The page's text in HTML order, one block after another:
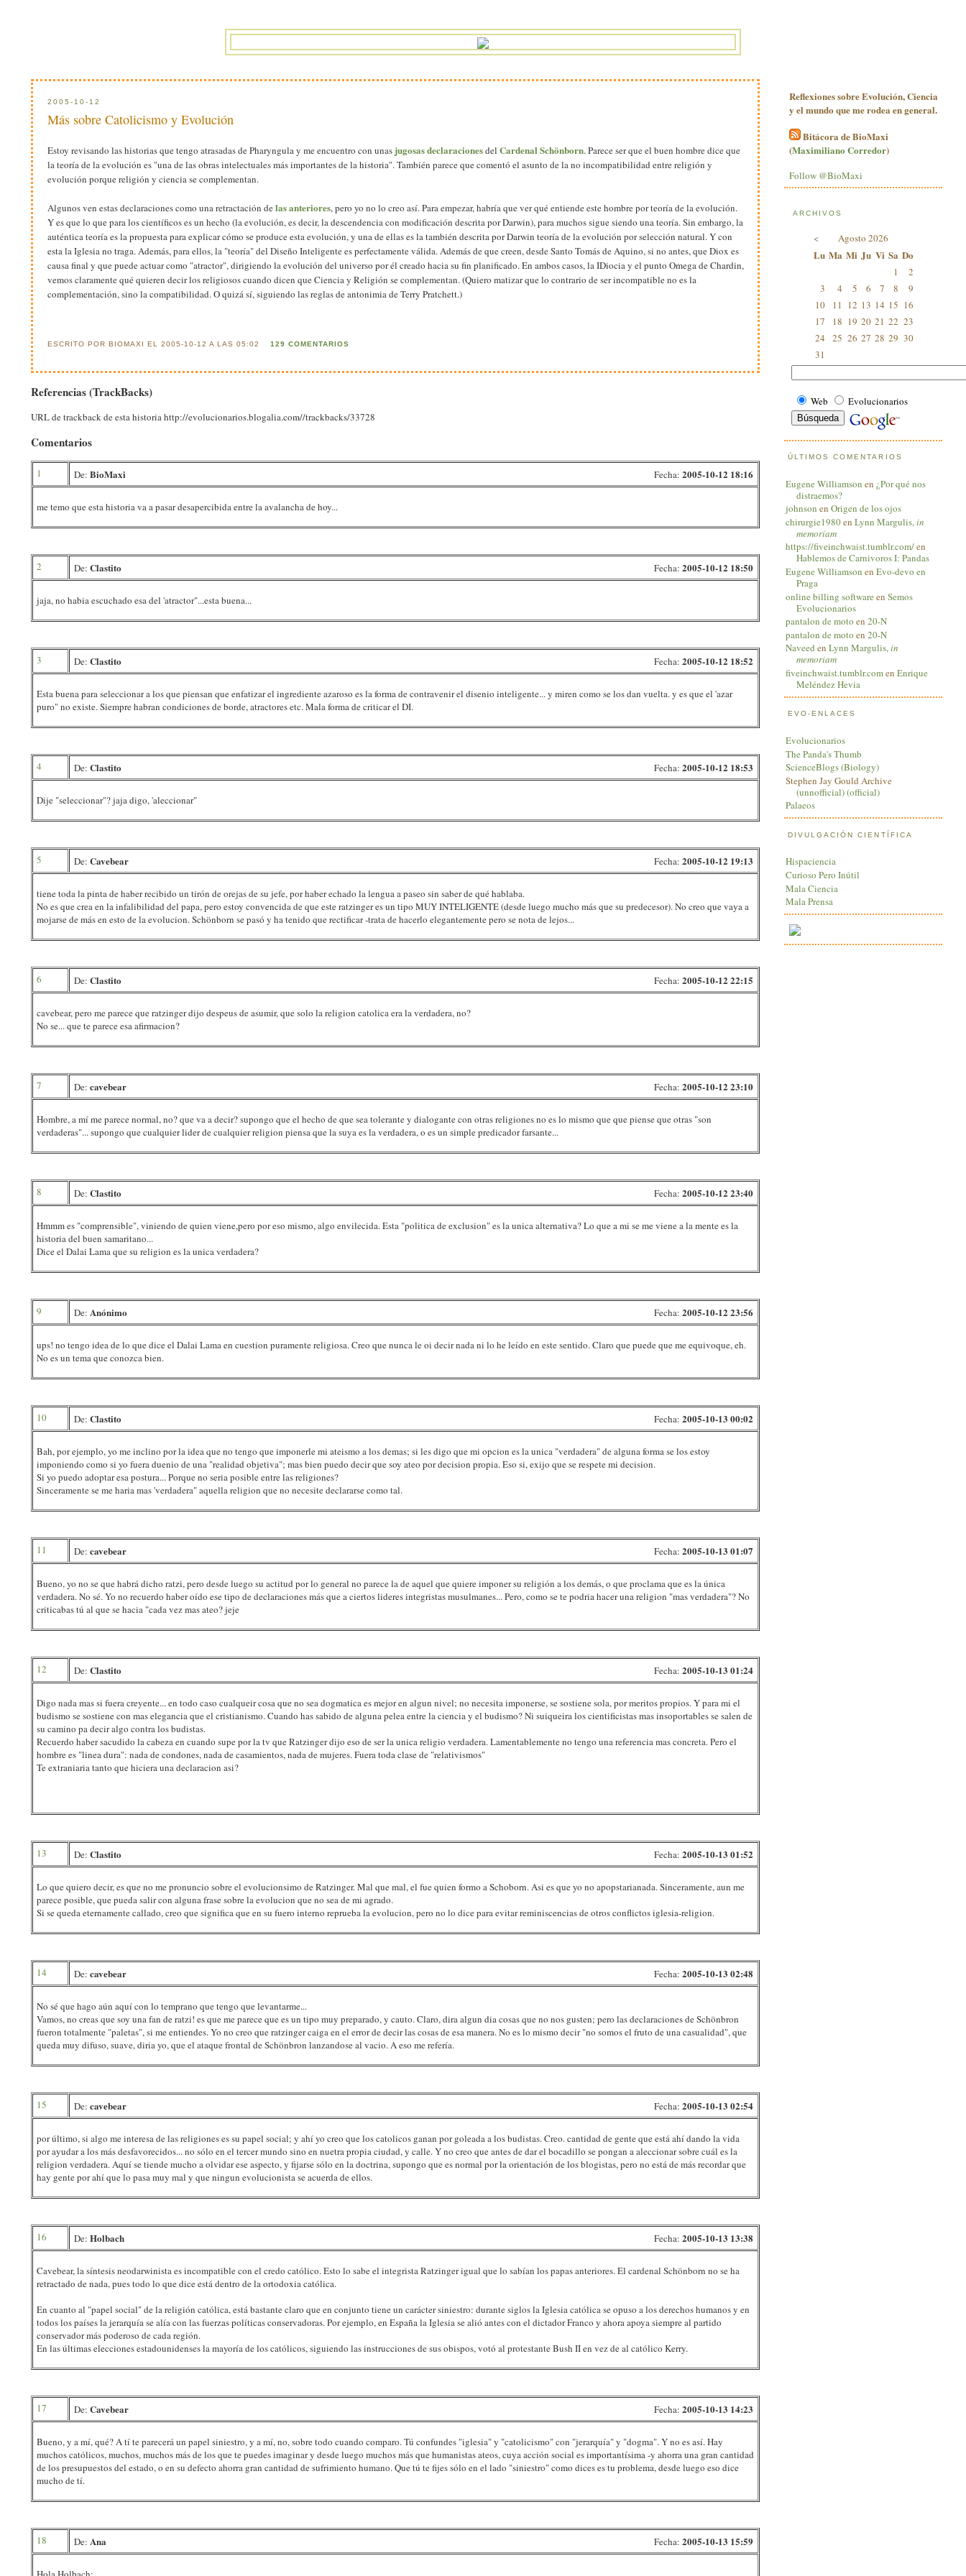
2005-10-12
Más sobre Catolicismo y Evolución
Estoy revisando las historias que tengo atrasadas de Pharyngula y me encuentro con unas jugosas declaracionesdel Cardenal Schönborn. Parece ser que el buen hombre dice que
la teoría de la evolución es "una de las obras intelectuales más importantes de la historia". También parece que comentó el asunto de la no incompatibilidad entre religión y
evolución porque religión y ciencia se complementan.
Algunos ven estas declaraciones como una retractación delas anteriores, pero yo no lo creo así. Para empezar, habría que ver qué entiende este hombre por teoría de la evolución.
Y es que lo que para los científicos es un hecho (la evolución, es decir, la descendencia con modificación descrita por Darwin), para muchos sigue siendo una teoría. Sin embargo, la
auténtica teoría es la propuesta para explicar cómo se produce esta evolución, y una de ellas es la también descrita por Darwin teoría de la evolución por selección natural. Y con
esta la Iglesia no traga. Además, para ellos, la "teoría" del Diseño Inteligente es perfectamente válida. Además de que creen, desde Santo Tomás de Aquino, si no antes, que Diox es
causa final y que puede actuar como "atractor", dirigiendo la evolución del universo por él creado hacia su fin planificado. En ambos casos, la IDiocia y el punto Omega de Chardin,
vemos claramente qué quieren decir los religiosos cuando dicen que Ciencia y Religión se complementan. (Quiero matizar que lo contrario de ser incompatible no es la
complementación, sino la compatibilidad. O quizá sí, siguiendo las reglas de antonimia de Terry Pratchett.)
ESCRITO POR BIOMAXI EL 2005-10-12 A LAS 05:02 129 COMENTARIOS
Referencias (TrackBacks)
URL de trackback de esta historia http://evolucionarios.blogalia.com//trackbacks/33728
Comentarios
1 De: BioMaxi Fecha: 2005-10-12 18:16
me temo que esta historia va a pasar desapercibida entre la avalancha de hoy...
2 De: Clastito Fecha: 2005-10-12 18:50
jaja, no habia escuchado esa del 'atractor"...esta buena...
3 De: Clastito Fecha: 2005-10-12 18:52
Esta buena para seleccionar a los que piensan que enfatizar el ingrediente azaroso es la forma de contravenir el disenio inteligente... y miren como se los dan vuelta. y es que el 'azar
puro" no existe. Siempre habran condiciones de borde, atractores etc. Mala forma de criticar el DI.
4 De: Clastito Fecha: 2005-10-12 18:53
Dije "seleccionar"? jaja digo, 'aleccionar"
5 De: Cavebear Fecha: 2005-10-12 19:13
tiene toda la pinta de haber recibido un tirón de orejas de su jefe, por haber echado la lengua a paseo sin saber de qué hablaba.
No es que crea en la infalibilidad del papa, pero estoy convencida de que este ratzinger es un tipo MUY INTELIGENTE (desde luego mucho más que su predecesor). No creo que vaya a
mojarse de más en esto de la evolucion. Schönborn se pasó y ha tenido que rectificar -trata de hacerlo elegantemente pero se nota de lejos...
6 De: Clastito Fecha: 2005-10-12 22:15
cavebear, pero me parece que ratzinger dijo despeus de asumir, que solo la religion catolica era la verdadera, no?
No se... que te parece esa afirmacion?
7 De: cavebear Fecha: 2005-10-12 23:10
Hombre, a mí me parece normal, no? que va a decir? supongo que el hecho de que sea tolerante y dialogante con otras religiones no es lo mismo que que piense que otras "son
verdaderas"... supongo que cualquier lider de cualquier religion piensa que la suya es la verdadera, o es un simple predicador farsante...
8 De: Clastito Fecha: 2005-10-12 23:40
Hmmm es "comprensible", viniendo de quien viene,pero por eso mismo, algo envilecida. Esta "politica de exclusion" es la unica alternativa? Lo que a mi se me viene a la mente es la
historia del buen samaritano...
Dice el Dalai Lama que su religion es la unica verdadera?
9 De: Anónimo Fecha: 2005-10-12 23:56
ups! no tengo idea de lo que dice el Dalai Lama en cuestion puramente religiosa. Creo que nunca le oi decir nada ni lo he leído en este sentido. Claro que puede que me equivoque, eh.
No es un tema que conozca bien.
10 De: Clastito Fecha: 2005-10-13 00:02
Bah, por ejemplo, yo me inclino por la idea que no tengo que imponerle mi ateismo a los demas; si les digo que mi opcion es la unica "verdadera" de alguna forma se los estoy
imponiendo como si yo fuera duenio de una "realidad objetiva"; mas bien puedo decir que soy ateo por decision propia. Eso si, exijo que se respete mi decision.
Si yo puedo adoptar esa postura... Porque no seria posible entre las religiones?
Sinceramente se me haria mas 'verdadera" aquella religion que no necesite declararse como tal.
11 De: cavebear Fecha: 2005-10-13 01:07
Bueno, yo no se que habrá dicho ratzi, pero desde luego su actitud por lo general no parece la de aquel que quiere imponer su religión a los demás, o que proclama que es la única
verdadera. No sé. Yo no recuerdo haber oído ese tipo de declaraciones más que a ciertos lideres integristas musulmanes... Pero, como se te podria hacer una religion "mas verdadera"? No
criticabas tú al que se hacia "cada vez mas ateo? jeje
12 De: Clastito Fecha: 2005-10-13 01:24
Digo nada mas si fuera creyente... en todo caso cualqueir cosa que no sea dogmatica es mejor en algun nivel; no necesita imponerse, se sostiene sola, por meritos propios. Y para mi el
budismo se sostiene con mas elegancia que el cristianismo. Cuando has sabido de alguna pelea entre la ciencia y el budismo? Ni suiqueira los cientificistas mas insoportables se salen de
su camino pa decir algo contra los budistas.
Recuerdo haber sacudido la cabeza en cuando supe por la tv que Ratzinger dijo eso de ser la unica religio verdadera. Lamentablemente no tengo una referencia mas concreta. Pero el
hombre es "linea dura": nada de condones, nada de casamientos, nada de mujeres. Fuera toda clase de "relativismos"
Te extraniaria tanto que hiciera una declaracion asi?
13 De: Clastito Fecha: 2005-10-13 01:52
Lo que quiero decir, es que no me pronuncio sobre el evolucionsimo de Ratzinger. Mal que mal, el fue quien formo a Schoborn. Asi es que yo no apopstarianada. Sinceramente, aun me
parece posible, que pueda salir con alguna frase sobre la evolucion que no sea de mi agrado.
Si se queda eternamente callado, creo que significa que en su fuero interno reprueba la evolucion, pero no lo dice para evitar reminiscencias de otros conflictos iglesia-religion.
14 De: cavebear Fecha: 2005-10-13 02:48
No sé que hago aún aquí con lo temprano que tengo que levantarme...
Vamos, no creas que soy una fan de ratzi! es que me parece que es un tipo muy preparado, y cauto. Claro, dira algun dia cosas que no nos gusten; pero las declaraciones de Schönbron
fueron totalmente "paletas", si me entiendes. Yo no creo que ratzinger caiga en el error de decir las cosas de esa manera. No es lo mismo decir "no somos el fruto de una casualidad", que
queda muy difuso, suave, diria yo, que el ataque frontal de Schönbron lanzandose al vacio. A eso me refería.
15 De: cavebear Fecha: 2005-10-13 02:54
por último, si algo me interesa de las religiones es su papel social; y ahí yo creo que los catolicos ganan por goleada a los budistas. Creo. cantidad de gente que está ahí dando la vida
por ayudar a los más desfavorecidos... no sólo en el tercer mundo sino en nuetra propia ciudad, y calle. Y no creo que antes de dar el bocadillo se pongan a aleccionar sobre cuál es la
religion verdadera. Aquí se tiende mucho a olvidar ese aspecto, y fijarse sólo en la doctrina, supongo que es normal por la orientación de los blogistas, pero no está de más recordar que
hay gente por ahí que lo pasa muy mal y que ningun evolucionista se acuerda de ellos.
16 De: Holbach Fecha: 2005-10-13 13:38
Cavebear, la síntesis neodarwinista es incompatible con el credo católico. Esto lo sabe el integrista Ratzinger igual que lo sabían los papas anteriores. El cardenal Schönborn no se ha
retractado de nada, pues todo lo que dice está dentro de la ortodoxia católica.
En cuanto al "papel social" de la religión católica, está bastante claro que en conjunto tiene un carácter siniestro: durante siglos la Iglesia católica se opuso a los derechos humanos y en
todos los países la jerarquía se alía con las fuerzas políticas conservadoras. Por ejemplo, en España la Iglesia se alió antes con el dictador Franco y ahora apoya siempre al partido
conservador más poderoso de cada región.
En las últimas elecciones estadounidenses la mayoría de los católicos, siguiendo las instrucciones de sus obispos, votó al protestante Bush II en vez de al católico Kerry.
17 De: Cavebear Fecha: 2005-10-13 14:23
Bueno, y a mí, qué? A tí te parecerá un papel siniestro, y a mí, no, sobre todo cuando comparo. Tú confundes "iglesia" y "catolicismo" con "jerarquía" y "dogma". Y no es así. Hay
muchos católicos, muchos, muchos más de los que te puedes imaginar y desde luego muchos más que humanistas ateos, cuya acción social es importantísima -y ahorra una gran cantidad
de los presupuestos del estado, o en su defecto ahorra gran cantidad de sufrimiento humano. Que tú te fijes sólo en el lado "siniestro" como dices es tu problema, desde luego eso dice
mucho de tí.
18 De: Ana Fecha: 2005-10-13 15:59
Reflexiones sobre Evolución, Ciencia
y el mundo que me rodea en general.
Bitácora de BioMaxi
(Maximiliano Corredor)
Follow @BioMaxi
ARCHIVOS
< Agosto 2026
Lu Ma Mi Ju Vi Sa Do
1
2
3
4 5 6 7 8
9
10
11 12 13 14 15 16
17
18 19 20 21 22 23
24
25 26 27 28 29 30
31
Web Evolucionarios
ÚLTIMOS COMENTARIOS
Eugene Williamson en ¿Por qué nos
distraemos?
johnson en Origen de los ojos
chirurgie1980en Lynn Margulis,in
memoriam
https://fiveinchwaist.tumblr.com/en
Hablemos de Carnivoros I: Pandas
Eugene Williamson en Evo-devo en
Praga
online billing software en Semos
Evolucionarios
pantalon de moto en 20-N
pantalon de moto en 20-N
Naveed en Lynn Margulis,in
memoriam
fiveinchwaist.tumblr.comen Enrique
Meléndez Hevia
EVO-ENLACES
Evolucionarios
The Panda's Thumb
ScienceBlogs (Biology)
Stephen Jay Gould Archive
(unnofficial)(official)
Palaeos
DIVULGACIÓN CIENTÍFICA
Hispaciencia
Curioso Pero Inútil
Mala Ciencia
Mala Prensa